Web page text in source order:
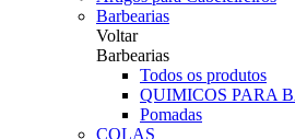
Barbearias
Voltar
Barbearias
Todos os produtos
QUIMICOS PARA
Pomadas
COLAS